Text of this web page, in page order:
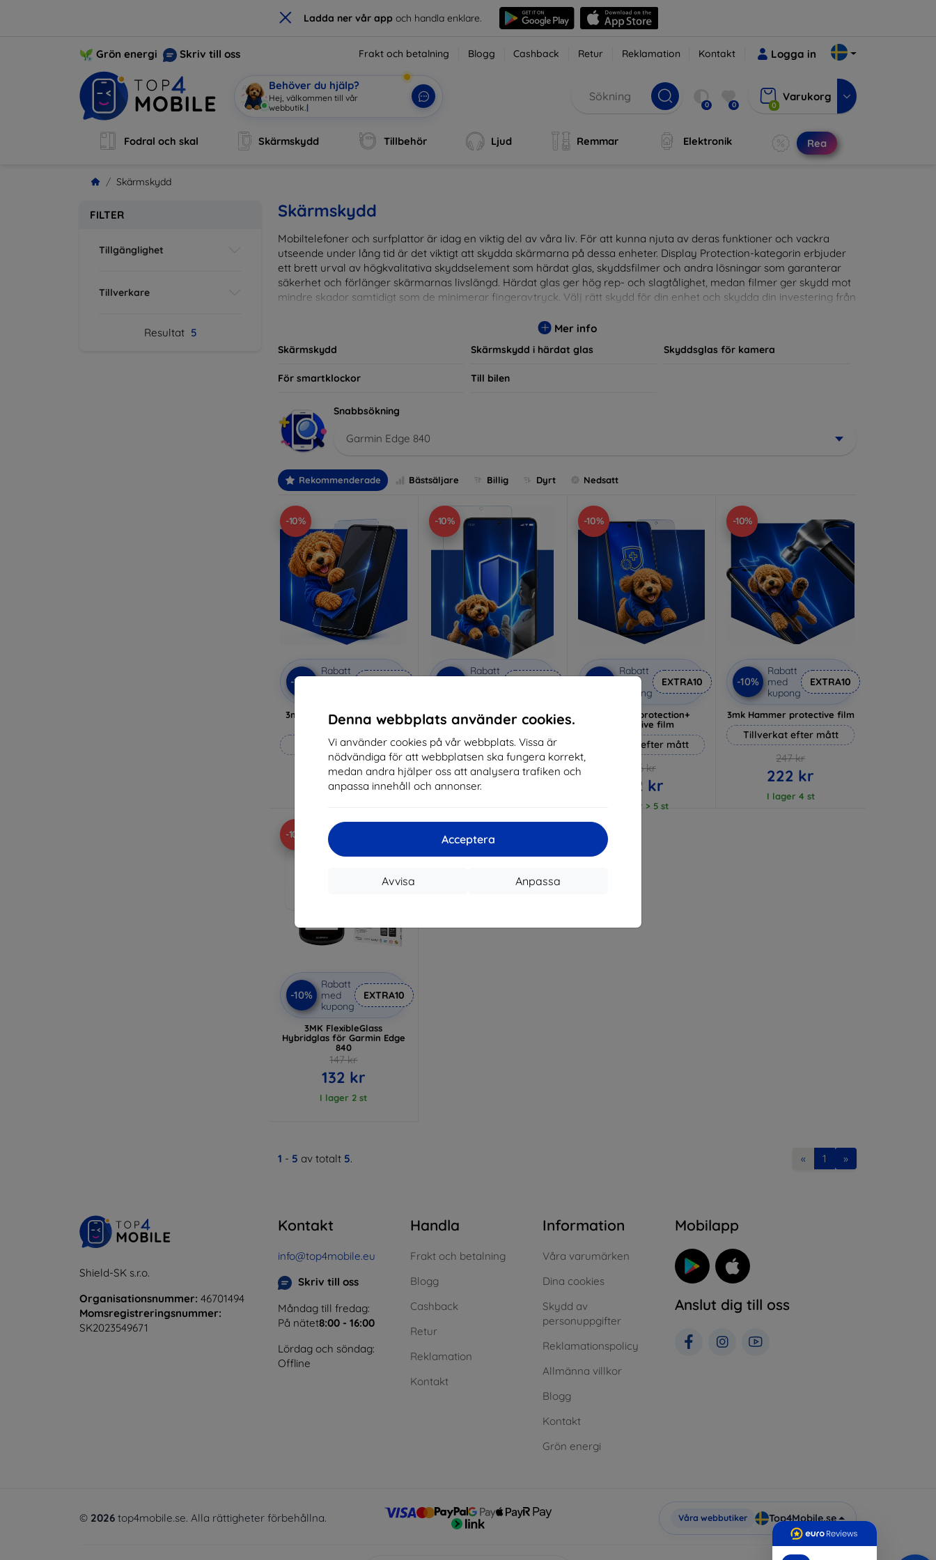
× Ladda ner vår app och handla enklare.
Denna webbplats använder cookies.
Vi använder cookies på vår webbplats. Vissa är
nödvändiga för att webbplatsen ska fungera korrekt,
medan andra hjälper oss att analysera trafiken och
anpassa innehåll och annonser.
Acceptera
Anpassa
Avvisa
Grön energi Skriv till oss Frakt och betalning Blogg Cashback Retur Reklamation Kontakt Logga in
Behöver du hjälp?
Hej, välkommen till vår webbu 0 0 0
Varukorg
Fodral och skal Skärmskydd Tillbehör Ljud Remmar Elektronik Rea
Skärmskydd
FILTER
Tillgänglighet
Tillverkare
Resultat 5
Skärmskydd
Mobiltelefoner och surfplattor är idag en viktig del av våra liv. För att kunna njuta av deras funktioner och vackra
utseende under lång tid är det viktigt att skydda skärmarna på dessa enheter. Display Protection-kategorin erbjuder
ett brett urval av högkvalitativa skyddselement som härdat glas, skyddsfilmer och andra lösningar som garanterar
säkerhet och förlänger skärmarnas livslängd. Härdat glas ger hög rep- och slagtålighet, medan filmer ger skydd mot
mindre skador samtidigt som de minimerar fingeravtryck. Välj rätt skydd för din enhet och skydda din investering från
modeller, vilket säkerställer att varje kund hittar det perfekta skyddet för sin enhet.
Mer info
Skärmskydd Skärmskydd i härdat glas Skyddsglas för kamera
För smartklockor Till bilen
Snabbsökning
Garmin Edge 840
Rekommenderade Bästsäljare Billig Dyrt Nedsatt
-10%
-10%
Rabatt
3mk Anti-Shock protective
glass
Tillverkat efter mått
214 kr
193 kr
-10%
Rabatt
3mk Pure Matt protective
glass
Tillverkat efter mått
169 kr
152 kr
-10%
Rabatt
kupong
EXTRA10
3mk Silverprotection+
protective film
Tillverkat efter mått
236 kr
212 kr
I lager > 5 st
-10%
-10%
Rabatt
med
kupong
EXTRA10
3mk Hammer protective film
Tillverkat efter mått
247 kr
222 kr
I lager 4 st
-10%
-10%
Rabatt
med
kupong
EXTRA10
3MK FlexibleGlass
Hybridglas för Garmin Edge
840
147 kr
132 kr
I lager 2 st
1 - 5 av totalt 5. « 1 »
Shield-SK s.r.o.
Organisationsnummer: 46701494
Momsregistreringsnummer:
SK2023549671
Kontakt
info@top4mobile.eu
Skriv till oss
Måndag till fredag:
På nätet8:00 - 16:00
Lördag och söndag:
Offline
Handla
Frakt och betalning
Blogg
Cashback
Retur
Reklamation
Kontakt
Information
Våra varumärken
Dina cookies
Skydd av
personuppgifter
Reklamationspolicy
Allmänna villkor
Blogg
Kontakt
Grön energi
Mobilapp
Anslut dig till oss
© 2026 top4mobile.se. Alla rättigheter förbehållna. Våra webbutiker Top4Mobile.se